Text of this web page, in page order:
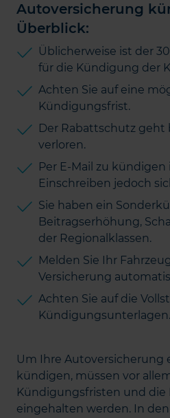
Autoversicherung
Überblick:
Üblicherweise ist der
für die Kündigung der
Achten Sie auf eine
Kündigungsfrist.
Der Rabattschutz geht
verloren.
Per E-Mail zu
Einschreiben jedoch
Sie haben ein
Beitragserhöhung,
der Regionalklassen.
Melden Sie Ihr
Versicherung
Achten Sie auf die
Kündigungsunterlagen.
Um Ihre Autoversicherung
kündigen, müssen vor
Kündigungsfristen und die
eingehalten werden. In